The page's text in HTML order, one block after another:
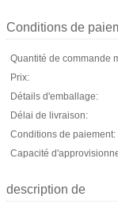
Conditions de
Quantité de commande
Prix:
Détails d'emballage:
Délai de livraison:
Conditions de paiement:
Capacité
description de